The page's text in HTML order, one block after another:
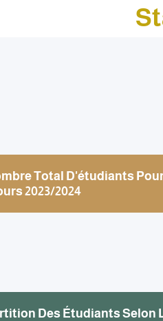
Total D'étudiants
2023/2024
Des Étudiants Selon